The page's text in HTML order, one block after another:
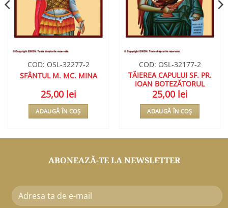
COD: OSL-32277-2
SFÂNTUL M. MC. MINA
25,00 lei
ADAUGĂ ÎN COȘ
COD: OSL-32177-2
TĂIEREA CAPULUI SF. PR.
IOAN BOTEZĂTORUL
25,00 lei
ADAUGĂ ÎN COȘ
ABONEAZĂ-TE LA NEWSLETTER